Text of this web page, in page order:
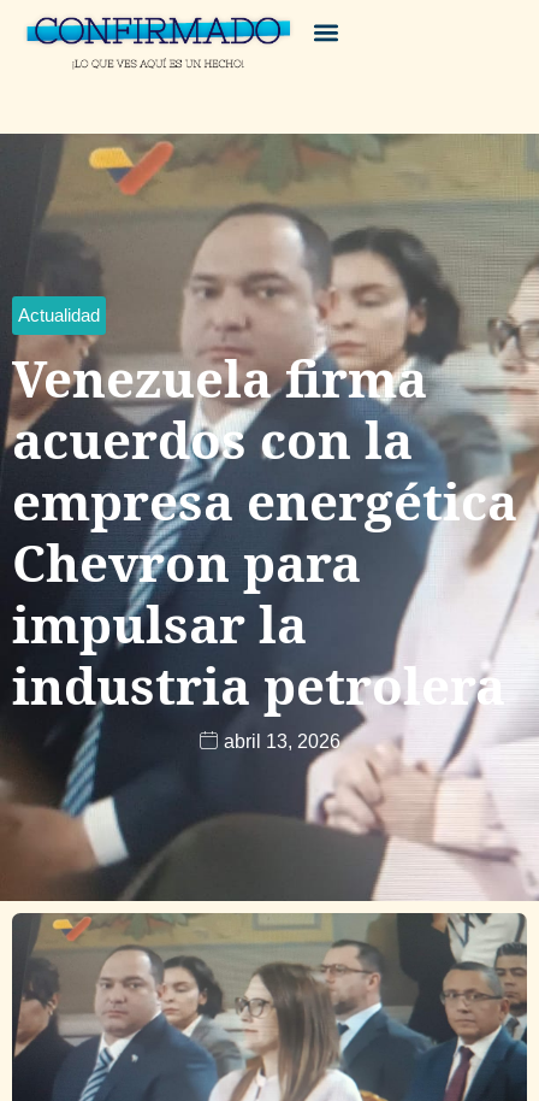
Actualidad
Venezuela firma
acuerdos con la
empresa energética
Chevron para
impulsar la
industria petrolera
abril 13, 2026